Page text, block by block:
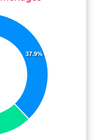
37.9%